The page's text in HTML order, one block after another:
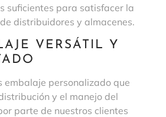
suficientes para satisfacer la
distribuidores y almacenes.
VERSÁTIL Y
embalaje personalizado que
y el manejo del
parte de nuestros clientes